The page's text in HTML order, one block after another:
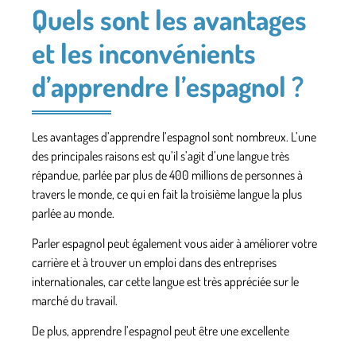
Quels sont les avantages
et les inconvénients
d’apprendre l’espagnol ?
Les avantages d’apprendre l’espagnol sont nombreux. L’une
des principales raisons est qu’il s’agit d’une langue très
répandue, parlée par plus de400 millions de personnesà
travers le monde, ce qui en fait la troisième langue la plus
parlée au monde.
Parler espagnol peut également vous aiderà améliorer votre
carrièreet à trouver un emploi dans des entreprises
internationales, car cette langue est très appréciéesur le
marché du travail.
De plus, apprendre l’espagnol peut être une excellente